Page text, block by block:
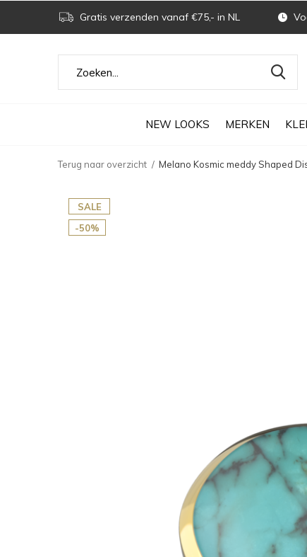
NEW LOOKS MERKEN
Gratis verzenden vanaf €75,- in NL
Terug naar overzicht Melano Kosmic meddy Shaped
SALE
-50%